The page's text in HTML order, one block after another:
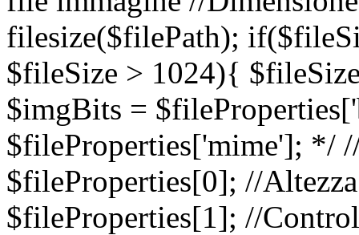
filesize($filePath);
$fileSize > 1024){
$imgBits =
$fileProperties['mime']; */
$fileProperties[0]; //
$fileProperties[1]; //